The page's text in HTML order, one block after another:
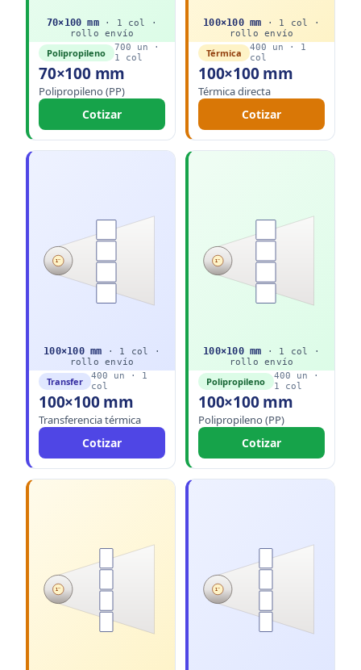
70×100 mm· 1 col ·
rolloenvío
Polipropileno 700 un ·
1 col
70×100 mm
Polipropileno (PP)
Cotizar
100×100mm · 1
col ·
rolloenvío
Térmica 400 un · 1
col
100×100 mm
Térmica directa
Cotizar
1"
100×100mm · 1
col ·
rolloenvío
Transfer 400 un · 1
col
100×100 mm
Transferencia térmica
Cotizar
1"
100×100mm · 1
col ·
rolloenvío
Polipropileno 400 un ·
1 col
100×100 mm
Polipropileno (PP)
Cotizar
1" 1"